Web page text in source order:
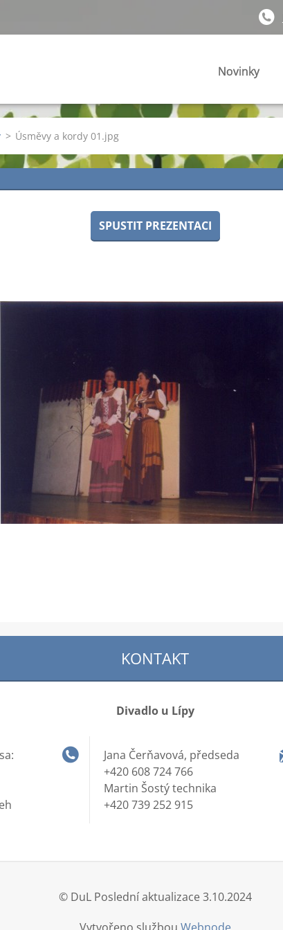
Novinky
> Úsměvy a kordy 01.jpg
SPUSTIT PREZENTACI
KONTAKT
Divadlo u Lípy
Jana Čerňavová, předseda
+420 608 724 766
Martin Šostý technika
+420 739 252 915
© DuL Poslední aktualizace 3.10.2024